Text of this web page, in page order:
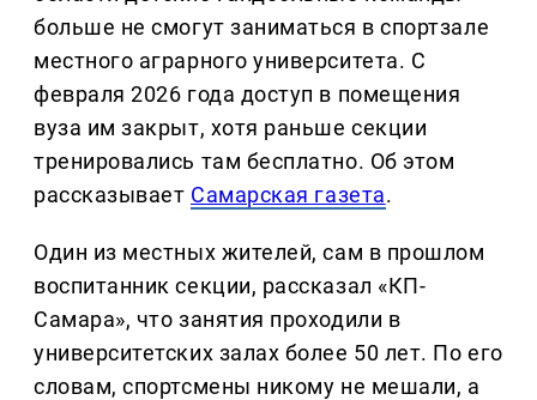
больше не смогут заниматься в спортзале
местного аграрного университета. С
февраля 2026 года доступ в помещения
вуза им закрыт, хотя раньше секции
тренировались там бесплатно. Об этом
рассказывает Самарская газета.
Один из местных жителей, сам в прошлом
воспитанник секции, рассказал «КП-
Самара», что занятия проходили в
университетских залах более 50 лет. По его
словам, спортсмены никому не мешали, а